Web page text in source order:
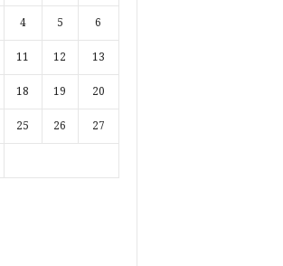
4 5 6
11 12 13
18 19 20
25 26 27